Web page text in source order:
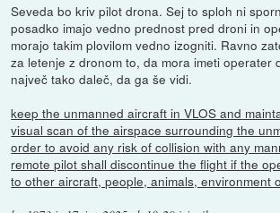
Seveda bo kriv pilot drona. Sej to sploh ni
posadko imajo vedno prednost pred droni in
morajo takim plovilom vedno izogniti. Ravno
za letenje z dronom to, da mora imeti operater
največ tako daleč, da ga še vidi.
keep the unmanned aircraft in VLOS and
visual scan of the airspace surrounding the
order to avoid any risk of collision with any
remote pilot shall discontinue the flight if the
to other aircraft, people, animals, environment